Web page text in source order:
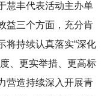
慧丰代表活动主办单
益三个方面，充分肯
将持续认真落实“深化
、更实举措、更高标
营造持续深入开展青